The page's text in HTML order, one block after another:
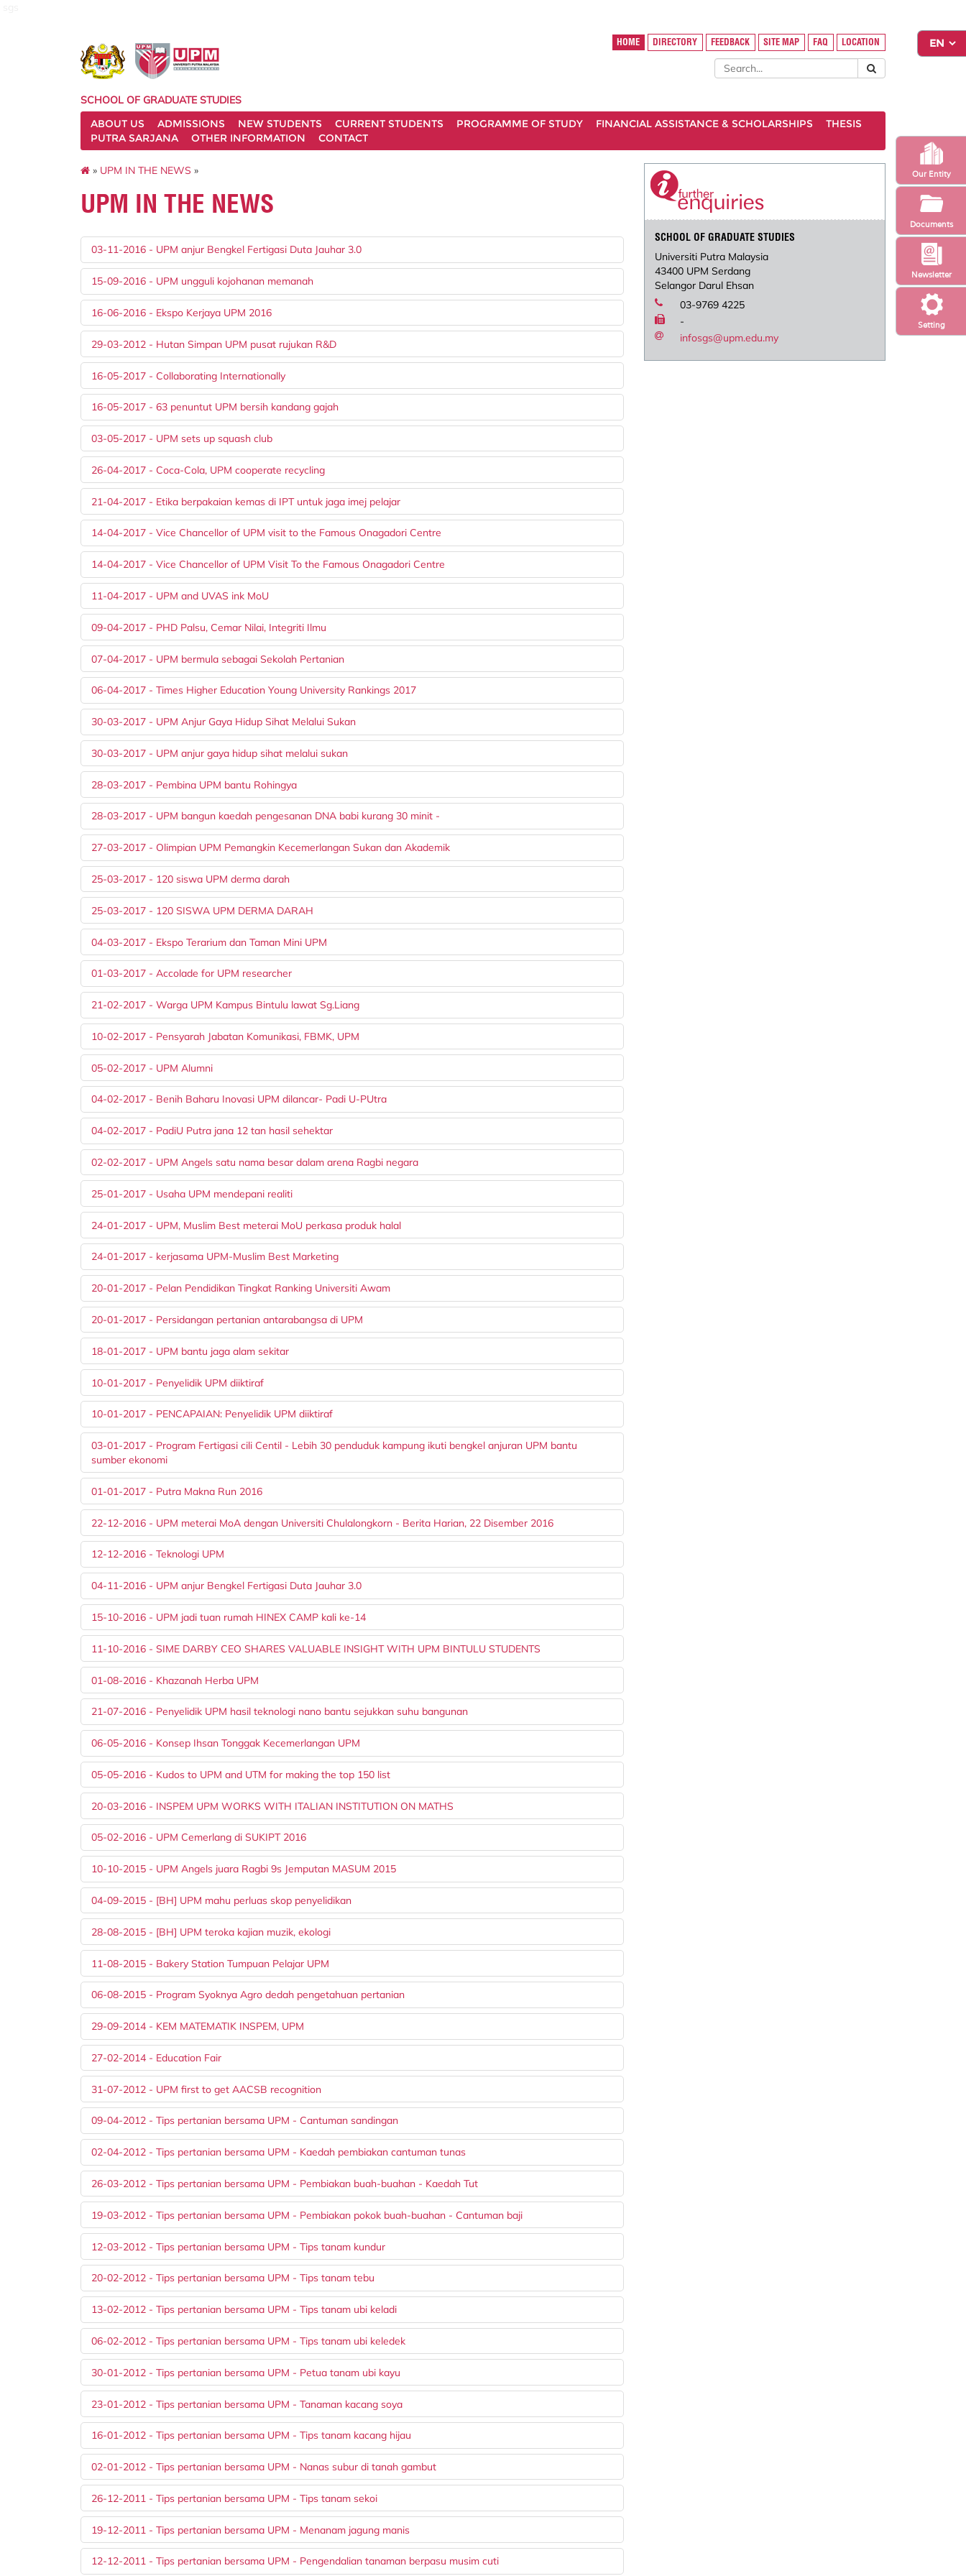
Setting
Newsletter
Our Entity
Documents
HOME DIRECTORY FEEDBACK SITE MAP FAQ LOCATION
SCHOOL OF GRADUATE STUDIES
ABOUT US
ADMISSIONS NEW STUDENTS CURRENT STUDENTS PROGRAMME OF STUDY FINANCIAL ASSISTANCE & SCHOLARSHIPS
THESIS
PUTRA SARJANA
OTHER INFORMATION CONTACT
» UPM IN THE NEWS »
UPM IN THE NEWS
03-11-2016 - UPM anjur Bengkel Fertigasi Duta Jauhar 3.0
15-09-2016 - UPM ungguli kojohanan memanah
16-06-2016 - Ekspo Kerjaya UPM 2016
29-03-2012 - Hutan Simpan UPM pusat rujukan R&D
16-05-2017 - Collaborating Internationally
16-05-2017 - 63 penuntut UPM bersih kandang gajah
03-05-2017 - UPM sets up squash club
26-04-2017 - Coca-Cola, UPM cooperate recycling
21-04-2017 - Etika berpakaian kemas di IPT untuk jaga imej pelajar
14-04-2017 - Vice Chancellor of UPM visit to the Famous Onagadori Centre
14-04-2017 - Vice Chancellor of UPM Visit To the Famous Onagadori Centre
11-04-2017 - UPM and UVAS ink MoU
09-04-2017 - PHD Palsu, Cemar Nilai, Integriti Ilmu
07-04-2017 - UPM bermula sebagai Sekolah Pertanian
06-04-2017 - Times Higher Education Young University Rankings 2017
30-03-2017 - UPM Anjur Gaya Hidup Sihat Melalui Sukan
30-03-2017 - UPM anjur gaya hidup sihat melalui sukan
28-03-2017 - Pembina UPM bantu Rohingya
28-03-2017 - UPM bangun kaedah pengesanan DNA babi kurang 30 minit -
27-03-2017 - Olimpian UPM Pemangkin Kecemerlangan Sukan dan Akademik
25-03-2017 - 120 siswa UPM derma darah
25-03-2017 - 120 SISWA UPM DERMA DARAH
04-03-2017 - Ekspo Terarium dan Taman Mini UPM
01-03-2017 - Accolade for UPM researcher
21-02-2017 - Warga UPM Kampus Bintulu lawat Sg.Liang
10-02-2017 - Pensyarah Jabatan Komunikasi, FBMK, UPM
05-02-2017 - UPM Alumni
04-02-2017 - Benih Baharu Inovasi UPM dilancar- Padi U-PUtra
04-02-2017 - PadiU Putra jana 12 tan hasil sehektar
02-02-2017 - UPM Angels satu nama besar dalam arena Ragbi negara
25-01-2017 - Usaha UPM mendepani realiti
24-01-2017 - UPM, Muslim Best meterai MoU perkasa produk halal
24-01-2017 - kerjasama UPM-Muslim Best Marketing
20-01-2017 - Pelan Pendidikan Tingkat Ranking Universiti Awam
20-01-2017 - Persidangan pertanian antarabangsa di UPM
18-01-2017 - UPM bantu jaga alam sekitar
10-01-2017 - Penyelidik UPM diiktiraf
10-01-2017 - PENCAPAIAN: Penyelidik UPM diiktiraf
03-01-2017 - Program Fertigasi cili Centil - Lebih 30 penduduk kampung ikuti bengkel anjuran UPM bantu
sumber ekonomi
01-01-2017 - Putra Makna Run 2016
22-12-2016 - UPM meterai MoA dengan Universiti Chulalongkorn - Berita Harian, 22 Disember 2016
12-12-2016 - Teknologi UPM
04-11-2016 - UPM anjur Bengkel Fertigasi Duta Jauhar 3.0
15-10-2016 - UPM jadi tuan rumah HINEX CAMP kali ke-14
11-10-2016 - SIME DARBY CEO SHARES VALUABLE INSIGHT WITH UPM BINTULU STUDENTS
01-08-2016 - Khazanah Herba UPM
21-07-2016 - Penyelidik UPM hasil teknologi nano bantu sejukkan suhu bangunan
06-05-2016 - Konsep Ihsan Tonggak Kecemerlangan UPM
05-05-2016 - Kudos to UPM and UTM for making the top 150 list
20-03-2016 - INSPEM UPM WORKS WITH ITALIAN INSTITUTION ON MATHS
05-02-2016 - UPM Cemerlang di SUKIPT 2016
10-10-2015 - UPM Angels juara Ragbi 9s Jemputan MASUM 2015
04-09-2015 - [BH] UPM mahu perluas skop penyelidikan
28-08-2015 - [BH] UPM teroka kajian muzik, ekologi
11-08-2015 - Bakery Station Tumpuan Pelajar UPM
06-08-2015 - Program Syoknya Agro dedah pengetahuan pertanian
29-09-2014 - KEM MATEMATIK INSPEM, UPM
27-02-2014 - Education Fair
31-07-2012 - UPM first to get AACSB recognition
09-04-2012 - Tips pertanian bersama UPM - Cantuman sandingan
02-04-2012 - Tips pertanian bersama UPM - Kaedah pembiakan cantuman tunas
26-03-2012 - Tips pertanian bersama UPM - Pembiakan buah-buahan - Kaedah Tut
19-03-2012 - Tips pertanian bersama UPM - Pembiakan pokok buah-buahan - Cantuman baji
12-03-2012 - Tips pertanian bersama UPM - Tips tanam kundur
20-02-2012 - Tips pertanian bersama UPM - Tips tanam tebu
13-02-2012 - Tips pertanian bersama UPM - Tips tanam ubi keladi
06-02-2012 - Tips pertanian bersama UPM - Tips tanam ubi keledek
30-01-2012 - Tips pertanian bersama UPM - Petua tanam ubi kayu
23-01-2012 - Tips pertanian bersama UPM - Tanaman kacang soya
16-01-2012 - Tips pertanian bersama UPM - Tips tanam kacang hijau
02-01-2012 - Tips pertanian bersama UPM - Nanas subur di tanah gambut
26-12-2011 - Tips pertanian bersama UPM - Tips tanam sekoi
19-12-2011 - Tips pertanian bersama UPM - Menanam jagung manis
12-12-2011 - Tips pertanian bersama UPM - Pengendalian tanaman berpasu musim cuti
SCHOOL OF GRADUATE STUDIES
Universiti Putra Malaysia
43400 UPM Serdang
Selangor Darul Ehsan
03-9769 4225
-
infosgs@upm.edu.my